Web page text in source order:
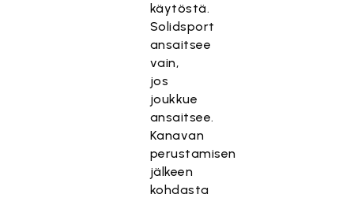
käytöstä.
Solidsport
ansaitsee
vain,
jos
joukkue
ansaitsee.
Kanavan
perustamisen
jälkeen
kohdasta